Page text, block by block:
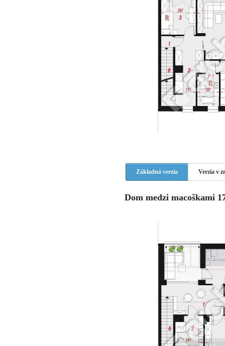
Základná verzia Verzia v
Dom medzi macoškami